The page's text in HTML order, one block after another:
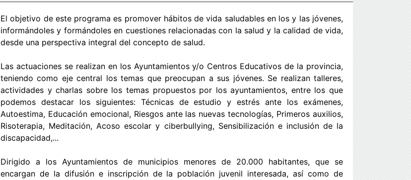
El objetivo de este programa es promover hábitos de vida saludables en los y las jóvenes,
informándoles y formándoles en cuestiones relacionadas con la salud y la calidad de vida,
desde una perspectiva integral del concepto de salud.
Las actuaciones se realizan en los Ayuntamientos y/o Centros Educativos de la provincia,
teniendo como eje central los temas que preocupan a sus jóvenes. Se realizan talleres,
actividades y charlas sobre los temas propuestos por los ayuntamientos, entre los que
podemos destacar los siguientes: Técnicas de estudio y estrés ante los exámenes,
Autoestima, Educación emocional, Riesgos ante las nuevas tecnologías, Primeros auxilios,
Risoterapia, Meditación, Acoso escolar y ciberbullying, Sensibilización e inclusión de la
discapacidad,...
Dirigido a los Ayuntamientos de municipios menores de 20.000 habitantes, que se
encargan de la difusión e inscripción de la población juvenil interesada, así como de